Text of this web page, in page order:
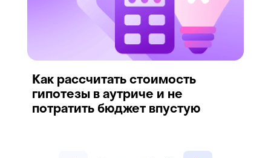
Как рассчитать стоимость
гипотезы в аутриче и не
потратить бюджет впустую